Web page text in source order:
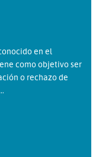
en el
como objetivo ser
o rechazo de